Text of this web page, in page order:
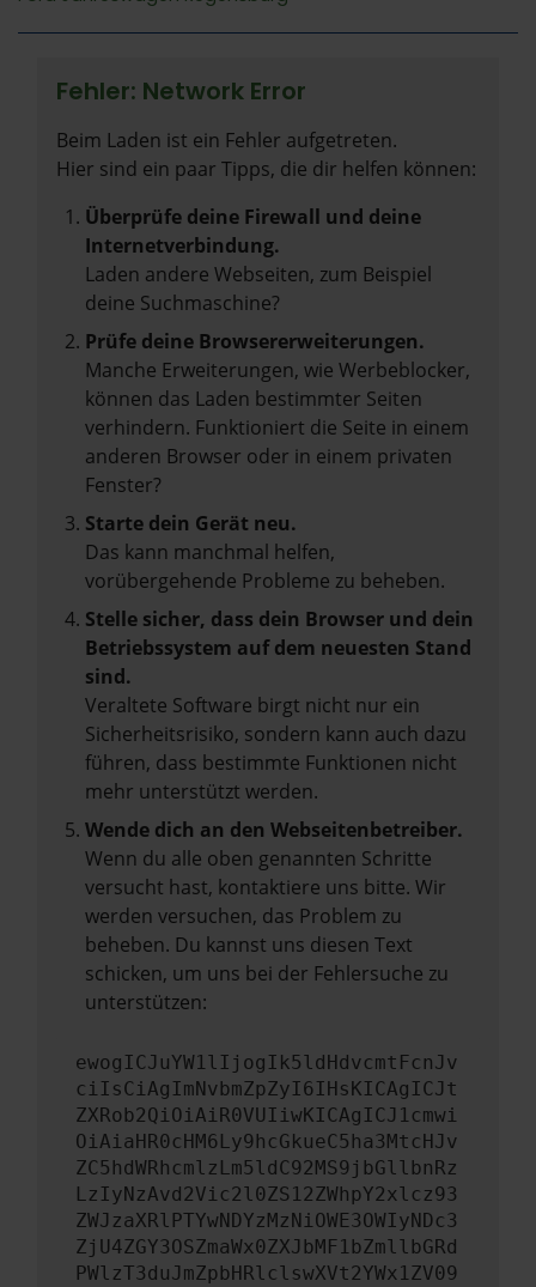
Fehler: Network Error
Beim Laden ist ein Fehler aufgetreten.
Hier sind ein paar Tipps, die dir helfen können:
Überprüfe deine Firewall und deine
Internetverbindung.
Laden andere Webseiten, zum Beispiel
deine Suchmaschine?
Prüfe deine Browsererweiterungen.
Manche Erweiterungen, wie Werbeblocker,
können das Laden bestimmter Seiten
verhindern. Funktioniert die Seite in einem
anderen Browser oder in einem privaten
Fenster?
Starte dein Gerät neu.
Das kann manchmal helfen,
vorübergehende Probleme zu beheben.
Stelle sicher, dass dein Browser und dein
Betriebssystem auf dem neuesten Stand
sind.
Veraltete Software birgt nicht nur ein
Sicherheitsrisiko, sondern kann auch dazu
führen, dass bestimmte Funktionen nicht
mehr unterstützt werden.
Wende dich an den Webseitenbetreiber.
Wenn du alle oben genannten Schritte
versucht hast, kontaktiere uns bitte. Wir
werden versuchen, das Problem zu
beheben. Du kannst uns diesen Text
schicken, um uns bei der Fehlersuche zu
unterstützen:
ewogICJuYW1lIjogIk5ldHdvcmtFcnJv
ciIsCiAgImNvbmZpZyI6IHsKICAgICJt
ZXRob2QiOiAiR0VUIiwKICAgICJ1cmwi
OiAiaHR0cHM6Ly9hcGkueC5ha3MtcHJv
ZC5hdWRhcmlzLm5ldC92MS9jbGllbnRz
LzIyNzAvd2Vic2l0ZS12ZWhpY2xlcz93
ZWJzaXRlPTYwNDYzMzNiOWE3OWIyNDc3
ZjU4ZGY3OSZmaWx0ZXJbMF1bZmllbGRd
PWlzT3duJmZpbHRlclswXVt2YWx1ZV09